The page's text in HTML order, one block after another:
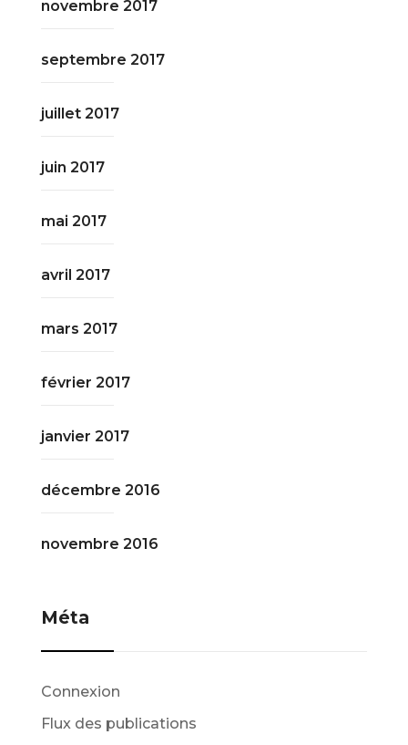
novembre 2017
septembre 2017
juillet 2017
juin 2017
mai 2017
avril 2017
mars 2017
février 2017
janvier 2017
décembre 2016
novembre 2016
Méta
Connexion
Flux des publications